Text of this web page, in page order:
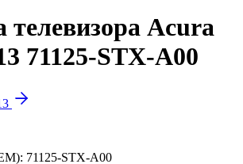
телевизора Acura
71125-STX-A00
71125-STX-A00